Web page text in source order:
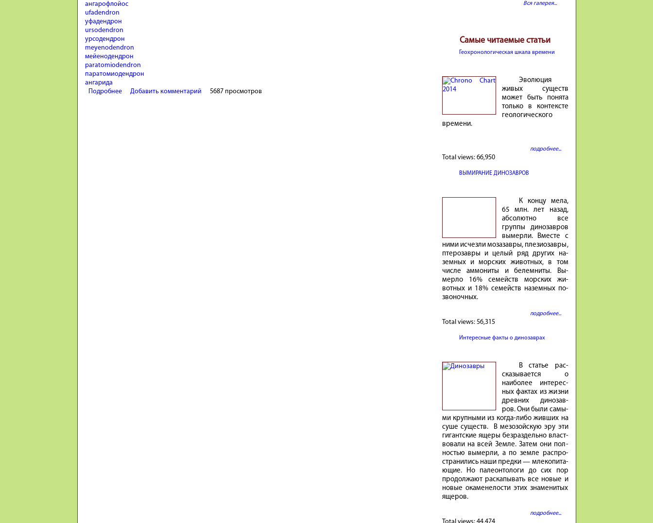
Вся галерея...
Самые читаемые статьи
Геохронологическая шкала времени
Эволюция
живых существ
может быть понята
только в контексте
геологического
времени.
подробнее...
Total views: 66,950
ВЫМИРАНИЕ ДИНОЗАВРОВ
К концу мела,
65 млн. лет на­зад,
аб­со­лютно все
группы ди­но­завров
вы­мерли. Вместе с
ними ис­чезли мо­за­завры, пле­зио­завры,
птеро­завры и це­лый ряд других на­
земных и мор­ских жи­вотных, в том
числе ам­мо­ниты и бе­лем­ниты. Вы­
мерло 16% се­мейств мор­ских жи­
вотных и 18% се­мейств на­земных по­
зво­ночных.
подробнее...
Total views: 56,315
Интересные факты о динозаврах
В ста­тье рас­
ска­зы­ва­ется о
наибо­лее инте­рес­
ных фак­тах из жиз­ни
древ­них ди­но­зав­
ров. Они бы­ли са­мы­
ми круп­ны­ми из ко­гда-либо жив­ших на
су­ше су­ществ. В ме­зо­зой­скую эру эти
ги­гант­ские яще­ры без­раз­дель­но власт­
во­ва­ли на всей Зем­ле. За­тем они пол­
но­стью вы­мер­ли, а по зем­ле рас­про­
стра­ни­лись на­ши пред­ки — мле­ко­пи­та­
ю­щие. Но па­ле­он­то­ло­ги до сих пор
про­дол­жа­ют рас­ка­пы­вать все но­вые и
но­вые ока­мене­ло­сти этих зна­ме­ни­тых
яще­ров.
подробнее...
ангарофлойос
ufadendron
уфадендрон
ursodendron
урсодендрон
meyenodendron
мейенодендрон
paratomiodendron
паратомиодендрон
ангарида
Подробнеео Плауновидные. Древовидные плауны. Часть 3. Лепидодендроновые (5- Томиодендроны)
Добавить комментарий 5687 просмотров